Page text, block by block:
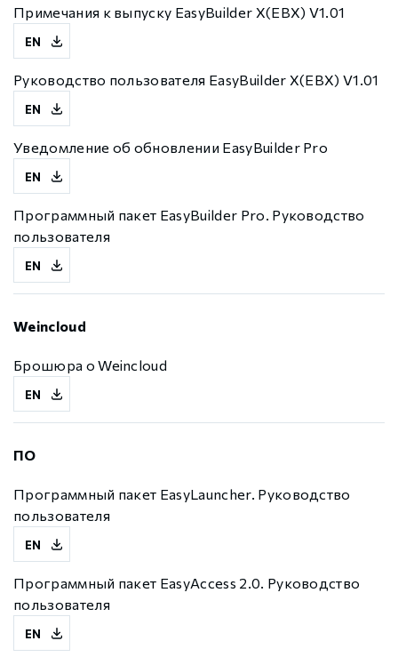
Примечания к выпуску EasyBuilder X(EBX) V1.01
EN
Руководство пользователя EasyBuilder X(EBX) V1.01
EN
Уведомление об обновлении EasyBuilder Pro
EN
Программный пакет EasyBuilder Pro. Руководство
пользователя
EN
Weincloud
Брошюра о Weincloud
EN
ПО
Программный пакет EasyLauncher. Руководство
пользователя
EN
Программный пакет EasyAccess 2.0. Руководство
пользователя
EN